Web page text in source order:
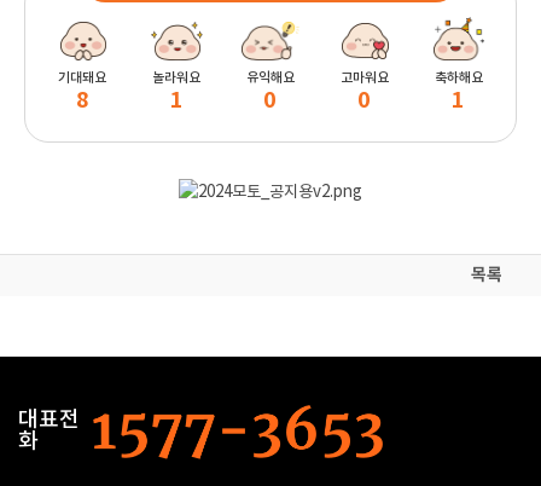
기대돼요
8
놀라워요
1
유익해요
0
고마워요
0
축하해요
1
목록
대표전
화